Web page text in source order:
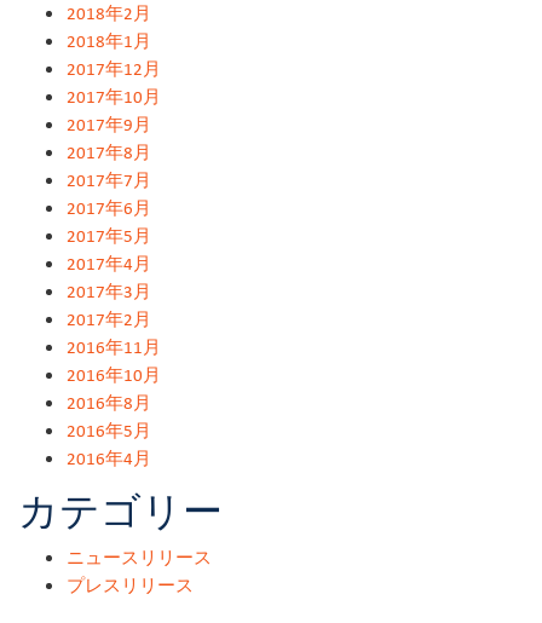
2018年2月
2018年1月
2017年12月
2017年10月
2017年9月
2017年8月
2017年7月
2017年6月
2017年5月
2017年4月
2017年3月
2017年2月
2016年11月
2016年10月
2016年8月
2016年5月
2016年4月
カテゴリー
ニュースリリース
プレスリリース